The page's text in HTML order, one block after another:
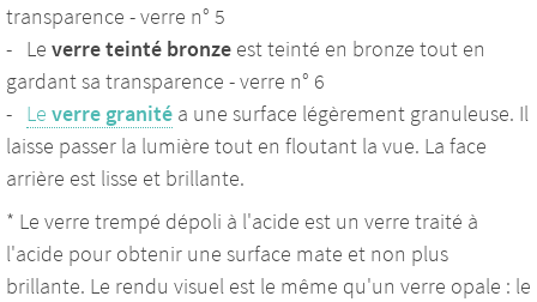
transparence - verre n° 5
- Le verre teinté bronze est teinté en bronze tout en
gardant sa transparence - verre n° 6
- Le verre granité a une surface légèrement granuleuse. Il
laisse passer la lumière tout en floutant la vue. La face
arrière est lisse et brillante.
* Le verre trempé dépoli à l'acide est un verre traité à
l'acide pour obtenir une surface mate et non plus
brillante. Le rendu visuel est le même qu'un verre opale : le